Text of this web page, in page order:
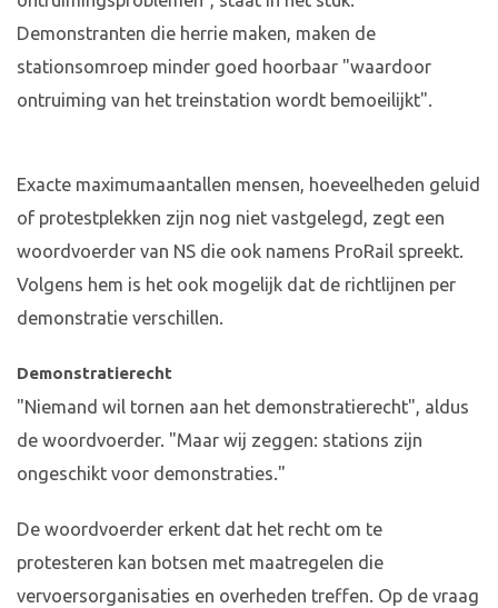
Demonstranten die herrie maken, maken de
stationsomroep minder goed hoorbaar "waardoor
ontruiming van het treinstation wordt bemoeilijkt".
Exacte maximumaantallen mensen, hoeveelheden geluid
of protestplekken zijn nog niet vastgelegd, zegt een
woordvoerder van NS die ook namens ProRail spreekt.
Volgens hem is het ook mogelijk dat de richtlijnen per
demonstratie verschillen.
Demonstratierecht
"Niemand wil tornen aan het demonstratierecht", aldus
de woordvoerder. "Maar wij zeggen: stations zijn
ongeschikt voor demonstraties."
De woordvoerder erkent dat het recht om te
protesteren kan botsen met maatregelen die
vervoersorganisaties en overheden treffen. Op de vraag